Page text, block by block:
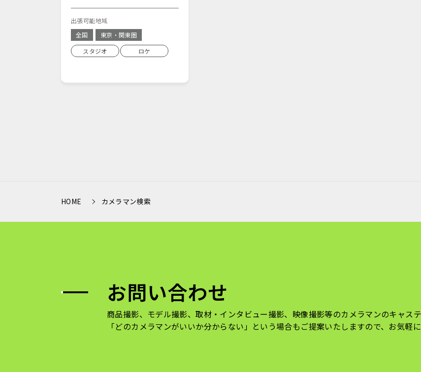
出張可能地域
全国
東京・関東圏
スタジオ
ロケ
HOME カメラマン検索
お問い合わせ
商品撮影、モデル撮影、取材・インタビュー撮影、映像撮影等のカメラマンのキャス
「どのカメラマンがいいか分からない」という場合もご提案いたしますので、お気軽